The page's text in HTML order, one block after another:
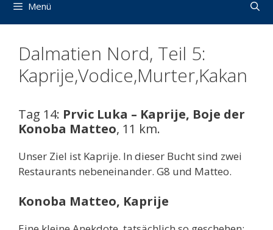
Menü
Dalmatien Nord, Teil 5:
Kaprije,Vodice,Murter,Kakan
Tag 14: Prvic Luka – Kaprije, Boje der
Konoba Matteo, 11 km.
Unser Ziel ist Kaprije. In dieser Bucht sind zwei
Restaurants nebeneinander. G8 und Matteo.
Konoba Matteo, Kaprije